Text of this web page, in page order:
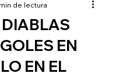
EN
EN EL
de lectura